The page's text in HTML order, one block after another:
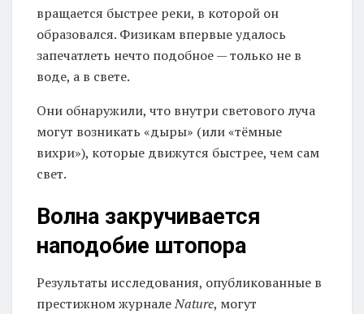
вращается быстрее реки, в которой он
образовался. Физикам впервые удалось
запечатлеть нечто подобное — только не в
воде, а в свете.
Они обнаружили, что внутри светового луча
могут возникать «дыры» (или «тёмные
вихри»), которые движутся быстрее, чем сам
свет.
Волна закручивается
наподобие штопора
Результаты исследования, опубликованные в
престижном журналеNature, могут